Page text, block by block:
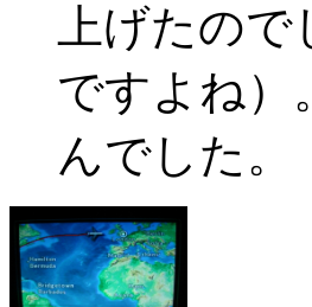
上げたの
ですよね）
んでした。